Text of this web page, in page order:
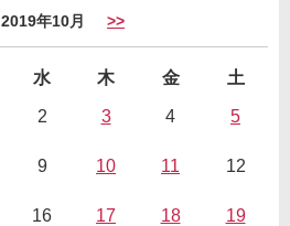
2019年10月 >>
水 木 金
土
2 3 4 5
9 10 11 12
16 17 18 19